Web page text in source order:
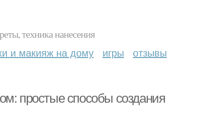
техника нанесения
и макияж на дому игры отзывы
простые способы создания